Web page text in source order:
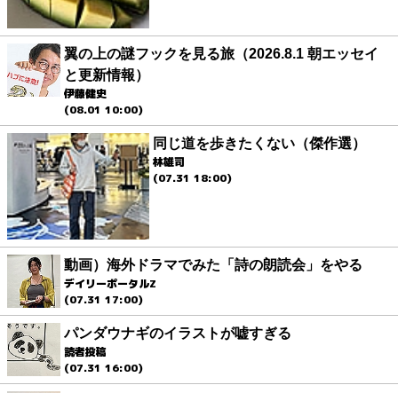
翼の上の謎フックを見る旅（2026.8.1 朝エッセイ
と更新情報）
伊藤健史
(08.01 10:00)
同じ道を歩きたくない（傑作選）
林雄司
(07.31 18:00)
動画）海外ドラマでみた「詩の朗読会」をやる
デイリーポータルZ
(07.31 17:00)
パンダウナギのイラストが嘘すぎる
読者投稿
(07.31 16:00)